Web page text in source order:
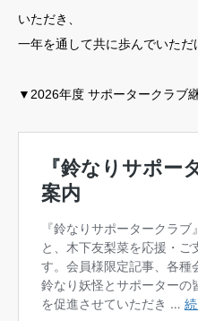
いただき、
一年を通して共に歩んでいただ
▼2026年度 サポータークラブ